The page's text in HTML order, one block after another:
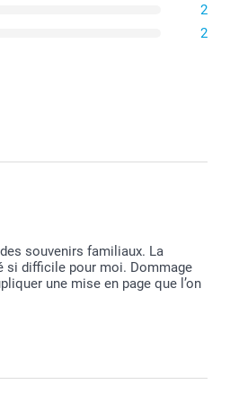
sélectionnez le remplissage
que vous avez sélectionné,
et en tenant compte de leur
horizontales.
correctement placées et
apporter une dernière
!
du texte, des illustrations,
2
2
souvenirs familiaux. La
si difficile pour moi. Dommage
une mise en page que l’on
Nous vous